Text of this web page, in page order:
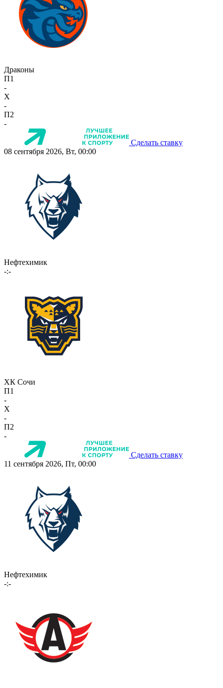
Драконы
П1
-
X
-
П2
-
Сделать ставку
08 сентября 2026, Вт, 00:00
Нефтехимик
-:-
ХК Сочи
П1
-
X
-
П2
-
Сделать ставку
11 сентября 2026, Пт, 00:00
Нефтехимик
-:-